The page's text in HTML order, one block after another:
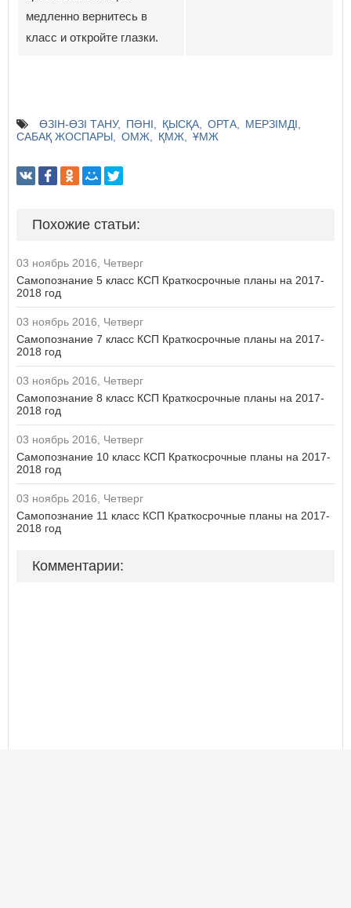
медленно вернитесь в
класс и откройте глазки.
ӨЗІН-ӨЗІ ТАНУ ПӘНІ ҚЫСҚА ОРТА
МЕРЗІМДІ
САБАҚ ЖОСПАРЫ
ОМЖ ҚМЖ ҰМЖ
Похожие статьи:
03 ноябрь 2016, Четверг
Самопознание 5 класс КСП Краткосрочные планы на 2017-
2018 год
03 ноябрь 2016, Четверг
Самопознание 7 класс КСП Краткосрочные планы на 2017-
2018 год
03 ноябрь 2016, Четверг
Самопознание 8 класс КСП Краткосрочные планы на 2017-
2018 год
03 ноябрь 2016, Четверг
Самопознание 10 класс КСП Краткосрочные планы на 2017-
2018 год
03 ноябрь 2016, Четверг
Самопознание 11 класс КСП Краткосрочные планы на 2017-
2018 год
Комментарии: